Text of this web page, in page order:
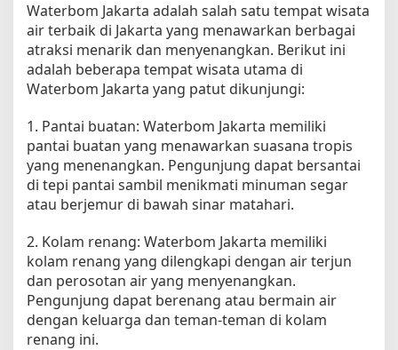
Waterbom Jakarta adalah salah satu tempat wisata
air terbaik di Jakarta yang menawarkan berbagai
atraksi menarik dan menyenangkan. Berikut ini
adalah beberapa tempat wisata utama di
Waterbom Jakarta yang patut dikunjungi:
1. Pantai buatan: Waterbom Jakarta memiliki
pantai buatan yang menawarkan suasana tropis
yang menenangkan. Pengunjung dapat bersantai
di tepi pantai sambil menikmati minuman segar
atau berjemur di bawah sinar matahari.
2. Kolam renang: Waterbom Jakarta memiliki
kolam renang yang dilengkapi dengan air terjun
dan perosotan air yang menyenangkan.
Pengunjung dapat berenang atau bermain air
dengan keluarga dan teman-teman di kolam
renang ini.